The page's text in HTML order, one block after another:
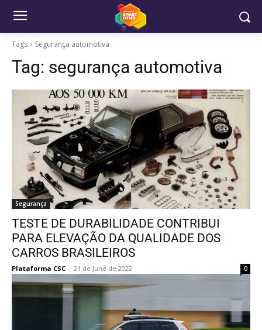
Tags Segurança automotiva
Tag: segurança automotiva
Segurança
TESTE DE DURABILIDADE CONTRIBUI
PARA ELEVAÇÃO DA QUALIDADE DOS
CARROS BRASILEIROS
Plataforma CSC - 21 de June de 2022 0